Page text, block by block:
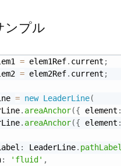
ンプル
= elem1Ref. current ;
= elem2Ref. current ;
= new LeaderLine(
. areaAnchor({ element :
. areaAnchor({ element :
: LeaderLine. pathLabel
: 'fluid' ,